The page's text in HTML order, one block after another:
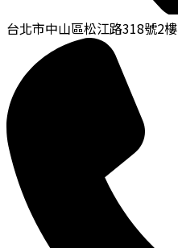
台北市中山區松江路318號2樓